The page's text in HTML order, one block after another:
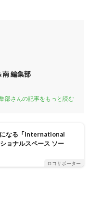
南 編集部
部さんの記事をもっと読む
なる「International
ョナルスペース ソー
ロコサポーター